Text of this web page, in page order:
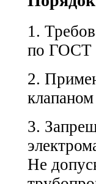
1.
по ГОСТ
2.
клапаном
3.
Не